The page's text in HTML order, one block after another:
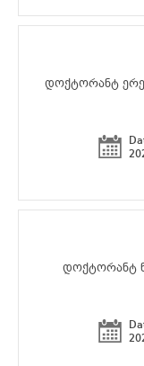
დოქტორანტ
დოქტორანტ